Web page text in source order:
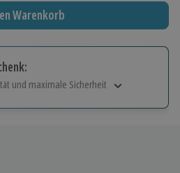
Warenkorb
und maximale Sicherheit
einlösbar.